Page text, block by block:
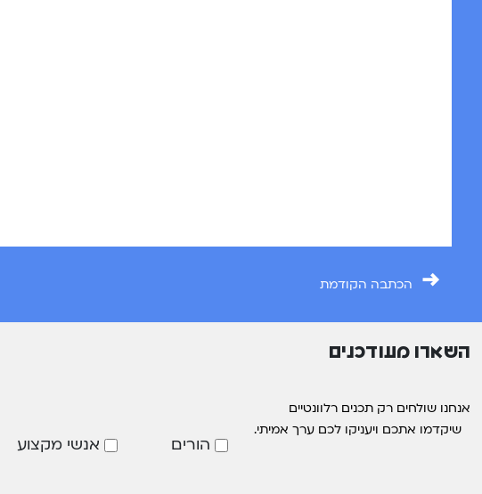
→ הכתבה הקודמת
השארו מעודכנים
אנחנו שולחים רק תכנים רלוונטיים
שיקדמו אתכם ויעניקו לכם ערך אמיתי.
הורים אנשי מקצוע